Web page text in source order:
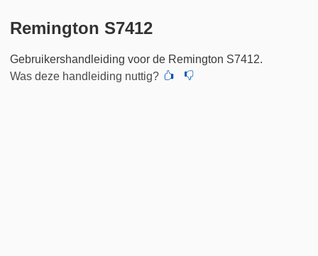
Remington S7412
Gebruikershandleiding voor de Remington S7412.
Was deze handleiding nuttig?